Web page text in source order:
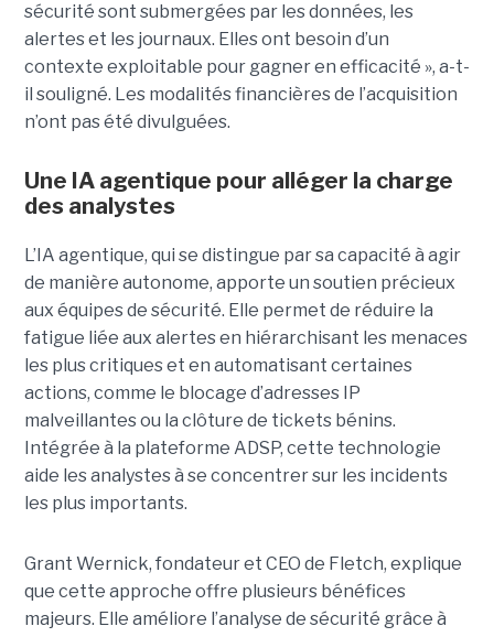
sécurité sont submergées par les données, les
alertes et les journaux. Elles ont besoin d’un
contexte exploitable pour gagner en efficacité », a-t-
il souligné. Les modalités financières de l’acquisition
n’ont pas été divulguées.
Une IA agentique pour alléger la charge
des analystes
L’IA agentique, qui se distingue par sa capacité à agir
de manière autonome, apporte un soutien précieux
aux équipes de sécurité. Elle permet de réduire la
fatigue liée aux alertes en hiérarchisant les menaces
les plus critiques et en automatisant certaines
actions, comme le blocage d’adresses IP
malveillantes ou la clôture de tickets bénins.
Intégrée à la plateforme ADSP, cette technologie
aide les analystes à se concentrer sur les incidents
les plus importants.
Grant Wernick, fondateur et CEO de Fletch, explique
que cette approche offre plusieurs bénéfices
majeurs. Elle améliore l’analyse de sécurité grâce à